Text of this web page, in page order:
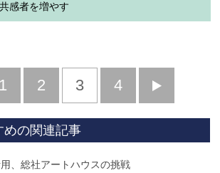
感者を増やす
前
1 2 3 4
へ
めの関連記事
、総社アートハウスの挑戦